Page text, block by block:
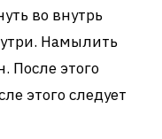
во внутрь
Намылить
После этого
этого следует